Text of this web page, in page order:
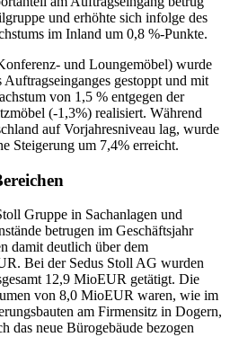
und erhöhte sich infolge des
im Inland um 0,8 %-Punkte.
und Loungemöbel) wurde
gestoppt und mit
von 1,5 % entgegen der
(-1,3%) realisiert. Während
auf Vorjahresniveau lag, wurde
Steigerung um 7,4% erreicht.
Gruppe in Sachanlagen und
betrugen im Geschäftsjahr
damit deutlich über dem
Bei der Sedus Stoll AG wurden
12,9 MioEUR getätigt. Die
von 8,0 MioEUR waren, wie im
am Firmensitz in Dogern,
das neue Bürogebäude bezogen